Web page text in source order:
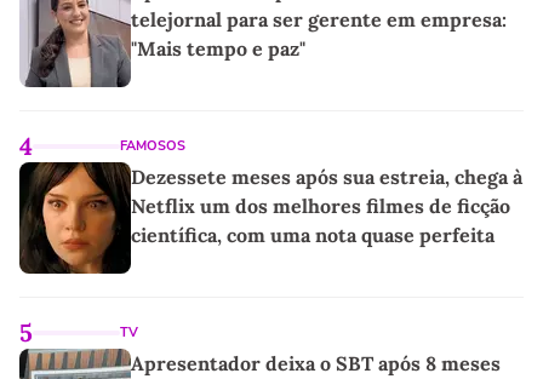
telejornal para ser gerente em empresa:
"Mais tempo e paz"
4 FAMOSOS
Dezessete meses após sua estreia, chega à
Netflix um dos melhores filmes de ficção
científica, com uma nota quase perfeita
5 TV
Apresentador deixa o SBT após 8 meses